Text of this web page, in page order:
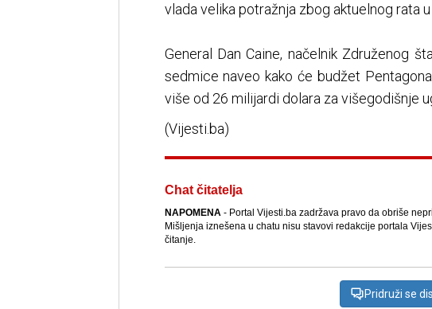
vlada velika potražnja zbog aktuelnog rata u
General Dan Caine, načelnik Združenog
sedmice naveo kako će budžet
više od 26 milijardi dolara za višegodišnje
(Vijesti.ba)
Chat čitatelja
NAPOMENA- Portal Vijesti.ba zadržava pravo da obriše
Mišljenja iznešena u chatu nisu stavovi redakcije portala
čitanje.
Pridruži se